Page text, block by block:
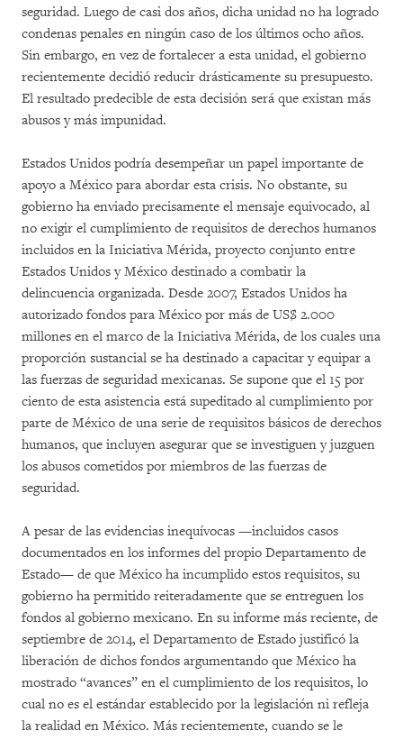
seguridad. Luego de casi dos años, dicha unidad no ha logrado
condenas penales en ningún caso de los últimos ocho años.
Sin embargo, en vez de fortalecer a esta unidad, el gobierno
recientemente decidió reducir drásticamente su presupuesto.
El resultado predecible de esta decisión será que existan más
abusos y más impunidad.
Estados Unidos podría desempeñar un papel importante de
apoyo a México para abordar esta crisis. No obstante, su
gobierno ha enviado precisamente el mensaje equivocado, al
no exigir el cumplimiento de requisitos de derechos humanos
incluidos en la Iniciativa Mérida, proyecto conjunto entre
Estados Unidos y México destinado a combatir la
delincuencia organizada. Desde 2007, Estados Unidos ha
autorizado fondos para México por más de US$ 2.000
millones en el marco de la Iniciativa Mérida, de los cuales una
proporción sustancial se ha destinado a capacitar y equipar a
las fuerzas de seguridad mexicanas. Se supone que el 15 por
ciento de esta asistencia está supeditado al cumplimiento por
parte de México de una serie de requisitos básicos de derechos
humanos, que incluyen asegurar que se investiguen y juzguen
los abusos cometidos por miembros de las fuerzas de
seguridad.
A pesar de las evidencias inequívocas —incluidos casos
documentados en los informes del propio Departamento de
Estado— de que México ha incumplido estos requisitos, su
gobierno ha permitido reiteradamente que se entreguen los
fondos al gobierno mexicano. En su informe más reciente, de
septiembre de 2014, el Departamento de Estado justificó la
liberación de dichos fondos argumentando que México ha
mostrado “avances” en el cumplimiento de los requisitos, lo
cual no es el estándar establecido por la legislación ni refleja
la realidad en México. Más recientemente, cuando se le